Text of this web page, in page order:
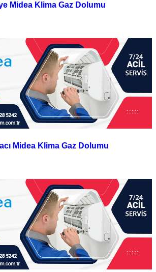
Midea Klima Gaz Dolumu
Midea Klima Gaz Dolumu